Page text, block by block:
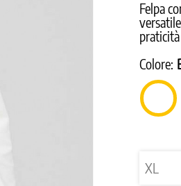
Felpa
Colore: